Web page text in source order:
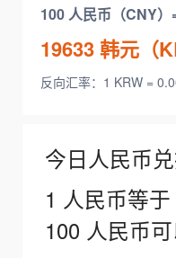
100 人民币（CNY）
19633韩元（
反向汇率：1 KRW =
今日人民币
1 人民币等
100 人民币